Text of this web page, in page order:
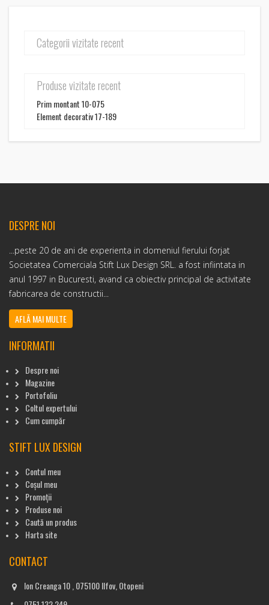
Categorii vizitate recent
Produse vizitate recent
Prim montant 10-075
Element decorativ 17-189
DESPRE NOI
...peste 20 de ani de experienta in domeniul fierului forjat
Societatea Comerciala Stift Lux Design SRL. a fost infiintata in
anul 1997 in Bucuresti, avand ca obiectiv principal de activitate
fabricarea de constructii...
AFLĂ MAI MULTE
INFORMATII
Despre noi
Magazine
Portofoliu
Coltul expertului
Cum cumpăr
STIFT LUX DESIGN
Contul meu
Coșul meu
Promoții
Produse noi
Caută un produs
Harta site
CONTACT
Ion Creanga 10 , 075100 Ilfov, Otopeni